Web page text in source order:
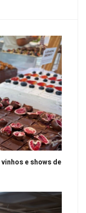
e shows de